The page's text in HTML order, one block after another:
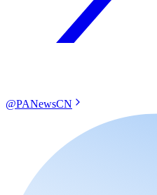
@PANewsCN